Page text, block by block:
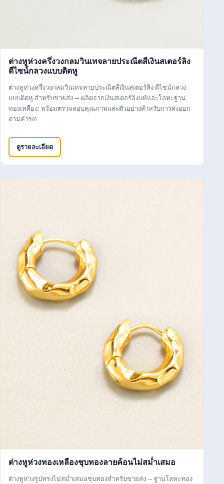
ต่างหูห่วงครึ่งวงกลมวินเทจลายประณีตสีเงินสเตอร์ลิง
ดีไซน์กลวงแบบติดหู
ต่างหูห่วงครึ่งวงกลมวินเทจลายประณีตสีเงินสเตอร์ลิง ดีไซน์กลวง
แบบติดหู สำหรับขายส่ง — ผลิตจากเงินสเตอร์ลิงแท้และโลหะฐาน
ทองเหลือง; พร้อมตรวจสอบคุณภาพและตัวอย่างสำหรับการส่งออก
ตามคำขอ
ดูรายละเอียด
ต่างหูห่วงทองเหลืองชุบทองลายค้อนไม่สม่ำเสมอ
ต่างหูห่วงรูปทรงไม่สม่ำเสมอชุบทองสำหรับขายส่ง — ฐานโลหะทอง